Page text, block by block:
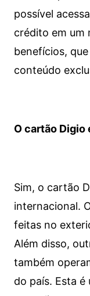
possível
crédito em um
benefícios,
conteúdo
O cartão
Sim, o cartão
internacional.
feitas no
Além disso,
também
do país. Esta